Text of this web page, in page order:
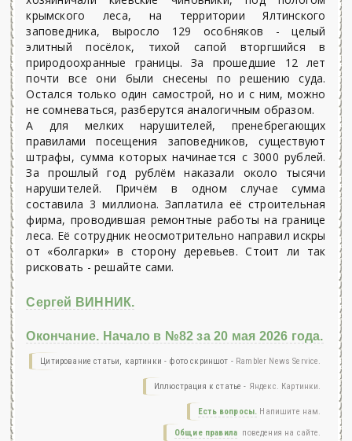
крымского леса, на территории Ялтинского
заповедника, выросло 129 особняков - целый
элитный посёлок, тихой сапой вторгшийся в
природоохранные границы. За прошедшие 12 лет
почти все они были снесены по решению суда.
Остался только один самострой, но и с ним, можно
не сомневаться, разберутся аналогичным образом.
А для мелких нарушителей, пренебрегающих
правилами посещения заповедников, существуют
штрафы, сумма которых начинается с 3000 рублей.
За прошлый год рублём наказали около тысячи
нарушителей. Причём в одном случае сумма
составила 3 миллиона. Заплатила её строительная
фирма, проводившая ремонтные работы на границе
леса. Её сотрудник неосмотрительно направил искры
от «болгарки» в сторону деревьев. Стоит ли так
рисковать - решайте сами.
Сергей ВИННИК.
Окончание. Начало в №82 за 20 мая 2026 года.
Цитирование статьи, картинки - фото скриншот - Rambler News Service.
Иллюстрация к статье - Яндекс. Картинки.
Есть вопросы. Напишите нам.
Общие правила поведения на сайте.